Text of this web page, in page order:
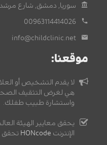
سوريا, دمشق, شارع مرشد
00963114414026
info@childclinic.net
موقعنا:
لا يقدم التشخيص أو
هي لغرض التثقيف
واستشارة طبيب طفلك.
يحقق معايير الهيئة
الإنترنت HONcode تحقق